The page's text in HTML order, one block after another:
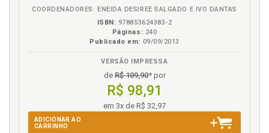
Nova República. Sistemas eleitoral e partidário na
Nova República (1985 aos dias de hoje), p. 107
Origem dos partidos, p. 53
COORDENADORES: ENEIDA DESIREE SALGADO E IVO DANTAS
ISBN: 978853624383-2
Páginas: 240
Publicado em: 09/09/2013
VERSÃO IMPRESSA
deR$ 109,90* por
R$ 98,91
em 3x de R$ 32,97
ADICIONAR AO
CARRINHO